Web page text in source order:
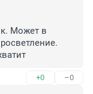
Может в
+0 –0